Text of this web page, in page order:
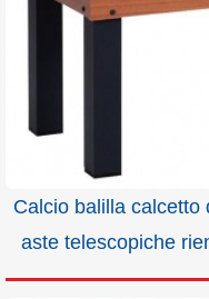
Calcio balilla calcetto
aste telescopiche